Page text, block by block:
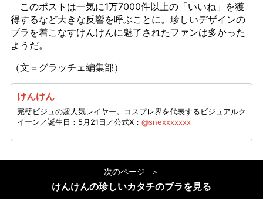
このポストは一気に1万7000件以上の「いいね」を獲
得するなど大きな反響を呼ぶことに。珍しいデザインの
ブラを着こなすけんけんに魅了されたファンは多かった
ようだ。
（文＝グラッチェ編集部）
けんけん
完璧ビジュの超人気レイヤー。コスプレ界を代表するビジュアルク
イーン／誕生日：5月21日／公式X： @snexxxxxxx
次のページ
けんけんの珍しいカタチのブラを見る